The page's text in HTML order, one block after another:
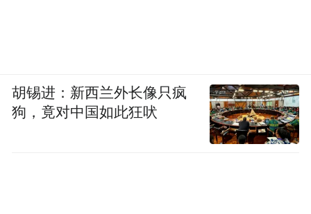
胡锡进：新西兰外长像只疯
狗，竟对中国如此狂吠